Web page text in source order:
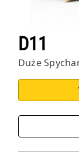
D11
Duże